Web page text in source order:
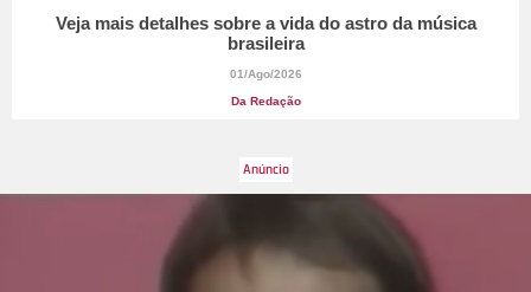
Veja mais detalhes sobre a vida do astro da música
brasileira
01/Ago/2026
Da Redação